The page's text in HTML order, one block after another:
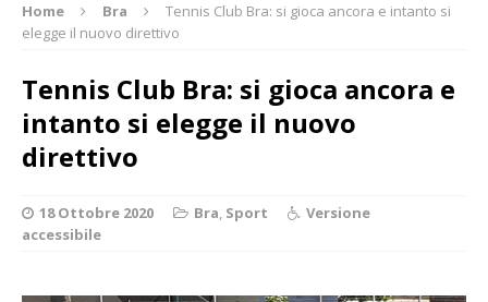
Home Bra
Tennis Club Bra: si gioca ancora e intanto si
elegge il nuovo direttivo
Tennis Club Bra: si gioca ancora e
intanto si elegge il nuovo
direttivo
18 Ottobre 2020 Bra, Sport
Versione
accessibile